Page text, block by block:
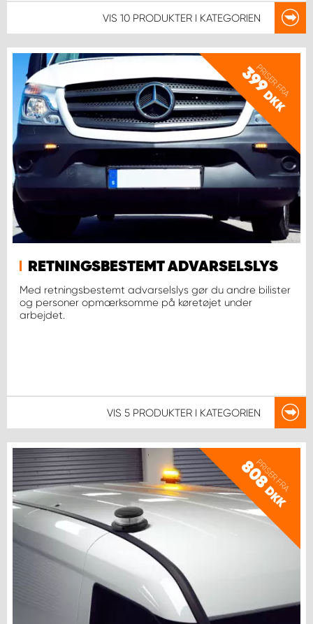
VIS 10 PRODUKTER I KATEGORIEN
PRISER FRA
399
DKK
RETNINGSBESTEMT ADVARSELSLYS
Med retningsbestemt advarselslys gør du andre bilister
og personer opmærksomme på køretøjet under
arbejdet.
VIS 5 PRODUKTER I KATEGORIEN
PRISER FRA
808
DKK